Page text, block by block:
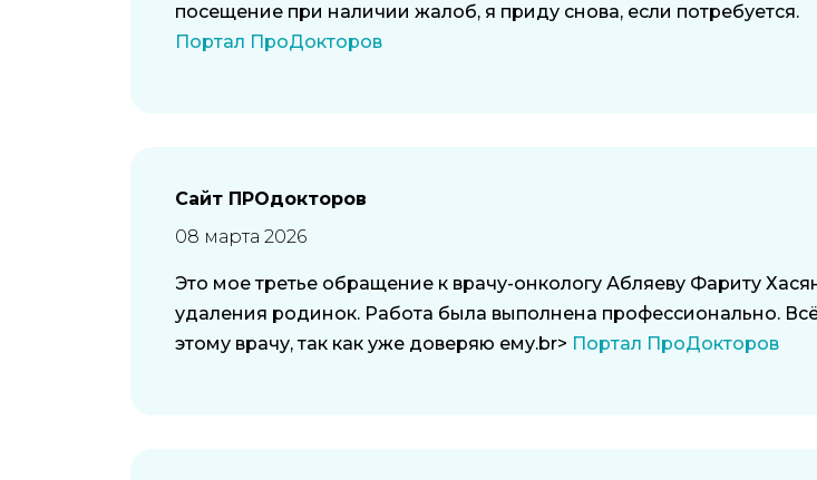
посещение при наличии жалоб, я приду снова, если потребуется.
Портал ПроДокторов
Сайт ПРОдокторов
08 марта 2026
Это мое третье обращение к врачу-онкологу Абляеву Фариту
удаления родинок. Работа была выполнена профессионально.
этому врачу, так как уже доверяю ему.br> Портал ПроДокторов